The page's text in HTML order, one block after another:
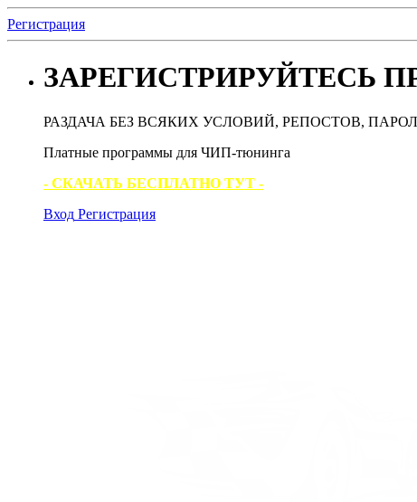
Регистрация
ЗАРЕГИСТРИРУЙТЕСЬ
РАЗДАЧА БЕЗ ВСЯКИХ УСЛОВИЙ, РЕПОСТОВ,
Платные программы для ЧИП-тюнинга
- СКАЧАТЬ БЕСПЛАТНО ТУТ -
Вход Регистрация